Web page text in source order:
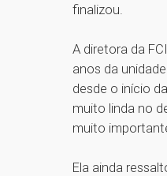
finalizou.
A diretora da
anos da
desde o início
muito linda no
muito
Ela ainda